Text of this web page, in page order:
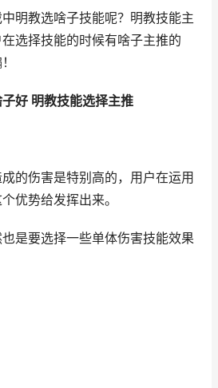
中明教选啥子技能呢？明教技能主
选择技能的时候有啥子主推的
好 明教技能选择主推
的伤害是特别高的，用户在运用
优势给发挥出来。
是要选择一些单体伤害技能效果